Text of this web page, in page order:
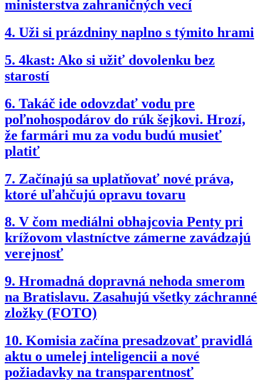
ministerstva zahraničných vecí
4. Uži si prázdniny naplno s týmito hrami
5. 4kast: Ako si užiť dovolenku bez
starostí
6. Takáč ide odovzdať vodu pre
poľnohospodárov do rúk šejkovi. Hrozí,
že farmári mu za vodu budú musieť
platiť
7. Začínajú sa uplatňovať nové práva,
ktoré uľahčujú opravu tovaru
8. V čom mediálni obhajcovia Penty pri
krížovom vlastníctve zámerne zavádzajú
verejnosť
9. Hromadná dopravná nehoda smerom
na Bratislavu. Zasahujú všetky záchranné
zložky (FOTO)
10. Komisia začína presadzovať pravidlá
aktu o umelej inteligencii a nové
požiadavky na transparentnosť